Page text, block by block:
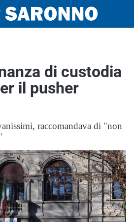
di custodia
il pusher
raccomandava di "non